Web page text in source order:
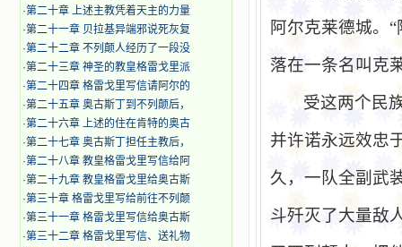
·第二十章 上述主教凭着天主的力量
·第二十一章 贝拉基异端邪说死灰复
·第二十二章 不列颠人经历了一段没
·第二十三章 神圣的教皇格雷戈里派
·第二十四章 格雷戈里写信请阿尔的
·第二十五章 奥古斯丁到不列颠后，
·第二十六章 上述的住在肯特的奥古
·第二十七章 奥古斯丁担任主教后，
·第二十八章 教皇格雷戈里写信给阿
·第二十九章 教皇格雷戈里给奥古斯
·第三十章 格雷戈里写给前往不列颠
·第三十一章 格雷戈里写信给奥古斯
·第三十二章 格雷戈里写信、送礼物
阿尔克莱德城。
落在一条名叫克
受这两个民
并许诺永远效忠
久，一队全副武
斗歼灭了大量敌